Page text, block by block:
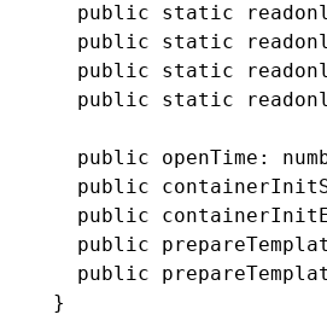
  public
static
  public
static
  public
static
  public
static
  public
openTime :
  public
  public
  public
  public
}